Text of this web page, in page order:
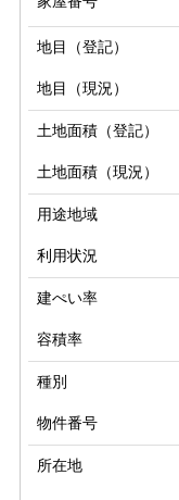
地目（登記）
地目（現況）
土地面積（登記）
土地面積（現況）
用途地域
利用状況
建ぺい率
容積率
種別
物件番号
所在地